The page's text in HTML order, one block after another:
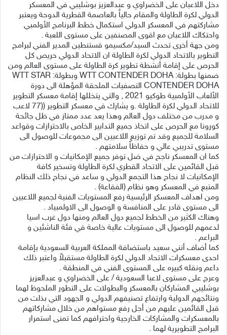
دخل اللاعبان على الخضراوي و عبدالعزيز بوشليبي في المعسكر
الدولي لكرة الطاولة والمقام حالياً بالعاصمة القطرية الدوحة ويعتبر
مشاركتهم في المعسكر الدولي استكمال خطط البرنامج الأولمبي
واحتكاك اللاعبان مع اقوى المصنفين على مستوى اللعبة .
ومن جهة أخرى تحدث السيد/مكسيمو قستنطين المدير الفني لبرامج
التطوير بالاتحاد الدولي لكرة الطاولة ان الاتحاد الدولي حريص كل
الحرص على إقامة أنشطة تطوير كرة الطاولة على مستوى العالم ومن
ضمنها بطولة: WTT CONTENDER DOHA وبطولة: WTT STAR
CONTENDER DOHA التصفيات الملحقة المؤهلة الى دورة
الألعاب الأولمبية طوكيو 2021 , والتي يتخللها إقامة معسكر التطوير
للاتحاد الدولي لكرة الطاولة .و يشارك في معسكر التطوير ((77 لاعب
و مدرب من مختلف دول العالم وهذا يعد عدد ممتاز في ظل جائحة
كورونا مع الحرص على اتخاذ جميع التدابير الخاص بالاحترازات وقواعد
السلامة للجميع وقد تم توزيع اللاعبين الى مجموعات للوصول الى
مستوى تدريبي عالي و حفاظاً سلامتهم .
كما ان المعسكر ناجح في ضل توفر جميع الإمكانيات و الاحترازات من
قبل القائمين على الاتحاد القطري لكرة الطاولة وتسخير كافة
الإمكانيات لا نجاح هذا التجمع الدولي و ساعد في نجاح ذلك النظام
المتبع في المعسكر وهو نظام (الفقاعة) .
ومن اهداف المعسكر الرئيسية رفع المستويات الفنية لجميع اللاعبين
الى مستوى قادر على المنافسة و الوصول الى الاولمبياد .
وهناك الكثير من الخطط لجميع دول العالم ومنها دول غرب اسيا
لدعمهم للوصول الى مستويات عالية خاصة في فئة الناشئين و
البراعم .
كما أضاف أنني سعيد باستضافة المملكة العربية السعودية بإقامة
احدى معسكرات الاتحاد الدولي لكرة الطاولة مستقبلاً واعتبر ذلك
داعم ونقله كبيره على المستوى الفني في المنطقة .
وعرج على مستوى لاعبا السعودية / على الخضراوي و عبدالعزيز
بوشليبي المشاركان بالمعسكر والبطولات على التطور الملحوظ لهما
ونتائجهم الدولية وارتفاع تصنيفهم الدولي و الجهود التي بذلت من
قبل القائمين عليهم من أجل رفع مستواهم من خلال مشاركاتهم
بالمعسكرات والمشاركات الخارجية واحترافهم كما تمنى استمرار
البرامج التطويرية لهما .